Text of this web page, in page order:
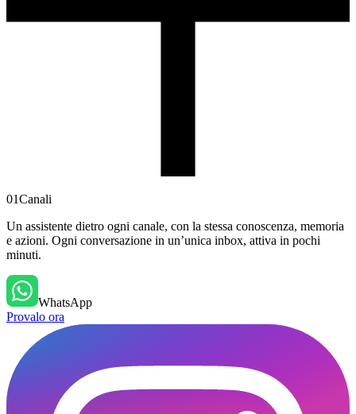
01Canali
Un assistente dietro ogni canale, con la stessa conoscenza, memoria
e azioni. Ogni conversazione in un’unica inbox, attiva in pochi
minuti.
WhatsApp
Provalo ora